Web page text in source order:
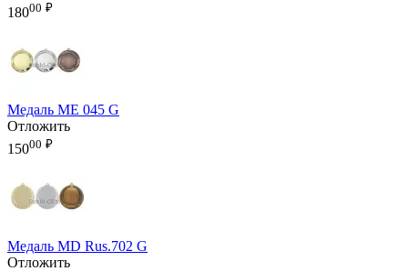
18000 ₽
Медаль ME 045 G
Отложить
15000 ₽
Медаль MD Rus.702 G
Отложить